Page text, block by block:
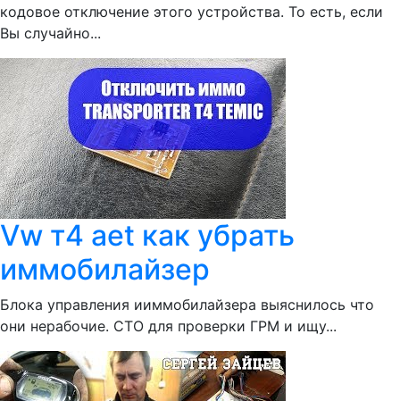
кодовое отключение этого устройства. То есть, если
Вы случайно...
Vw т4 aet как убрать
иммобилайзер
Блока управления ииммобилайзера выяснилось что
они нерабочие. СТО для проверки ГРМ и ищу...